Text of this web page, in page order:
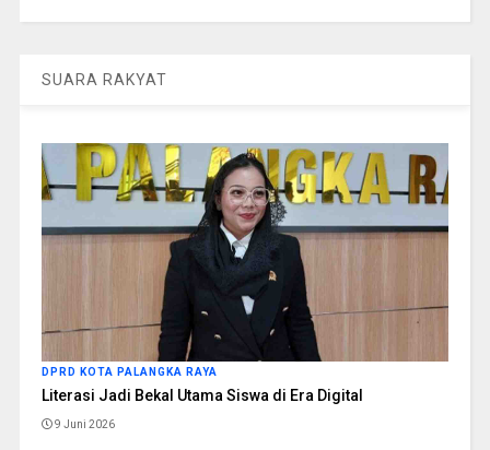
SUARA RAKYAT
DPRD KOTA PALANGKA RAYA
Literasi Jadi Bekal Utama Siswa di Era Digital
9 Juni 2026